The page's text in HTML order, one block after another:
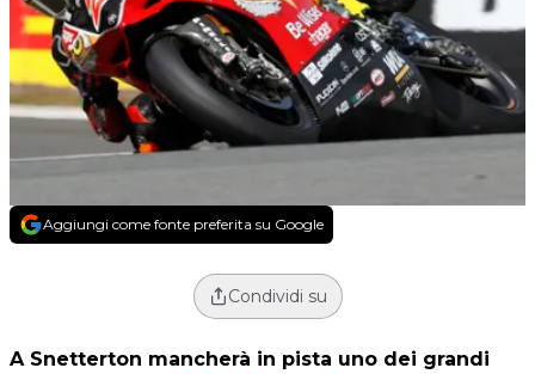
Aggiungi come fonte preferita su Google
Condividi su
A Snetterton mancherà in pista uno dei grandi